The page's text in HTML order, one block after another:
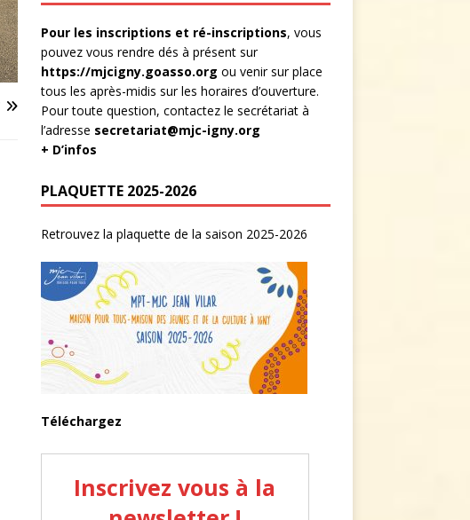
Pour les inscriptions et ré-inscriptions, vous
pouvez vous rendre dés à présent sur
https://mjcigny.goasso.org ou venir sur place
tous les après-midis sur les horaires d’ouverture.
Pour toute question, contactez le secrétariat à
l’adresse secretariat@mjc-igny.org
+ D’infos
PLAQUETTE 2025-2026
Retrouvez la plaquette de la saison 2025-2026
Téléchargez
Inscrivez vous à la